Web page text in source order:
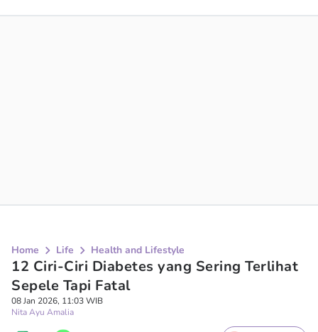
Home Life Health and Lifestyle
12 Ciri-Ciri Diabetes yang Sering Terlihat
Sepele Tapi Fatal
08 Jan 2026, 11:03 WIB
Nita Ayu Amalia